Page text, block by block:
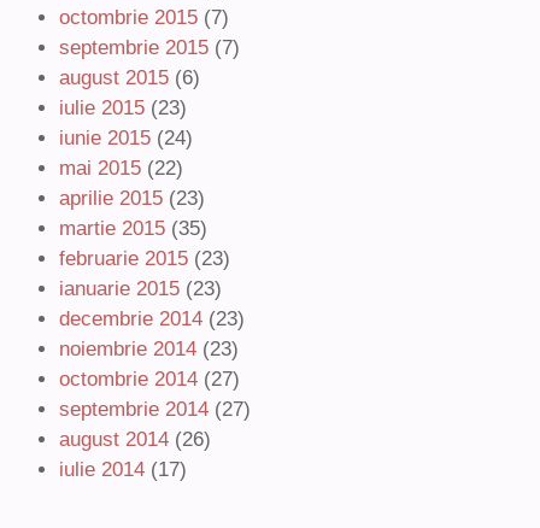
octombrie 2015 (7)
septembrie 2015 (7)
august 2015 (6)
iulie 2015 (23)
iunie 2015 (24)
mai 2015 (22)
aprilie 2015 (23)
martie 2015 (35)
februarie 2015 (23)
ianuarie 2015 (23)
decembrie 2014 (23)
noiembrie 2014 (23)
octombrie 2014 (27)
septembrie 2014 (27)
august 2014 (26)
iulie 2014 (17)